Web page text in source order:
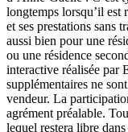
longtemps lorsqu’il est
et ses prestations sans
aussi bien pour une
ou une résidence
interactive réalisée
supplémentaires ne
vendeur. La
agrément préalable.
lequel restera libre